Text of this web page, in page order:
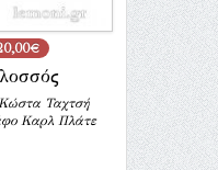
Ταχτσή
Καρλ Πλάτε